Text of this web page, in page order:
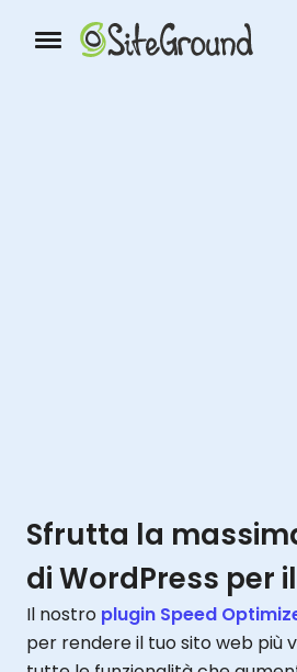
Bottone navigazione da mobile
Sfrutta la
di WordPress per
Il nostro plugin Speed
per rendere il tuo sito web più